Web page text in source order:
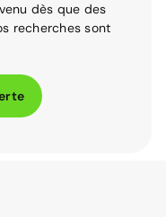
dès que des
recherches sont